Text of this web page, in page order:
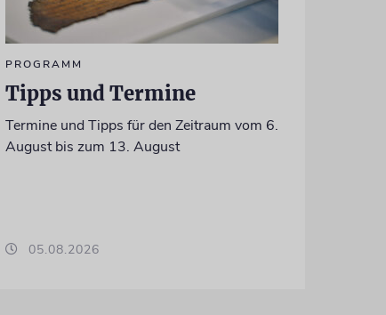
PROGRAMM
Tipps und Termine
Termine und Tipps für den Zeitraum vom 6.
August bis zum 13. August
05.08.2026